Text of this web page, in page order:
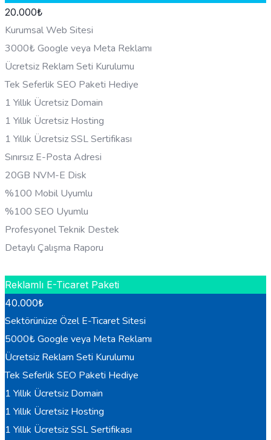
20.000₺
Kurumsal Web Sitesi
3000₺ Google veya Meta Reklamı
Ücretsiz Reklam Seti Kurulumu
Tek Seferlik SEO Paketi Hediye
1 Yıllık Ücretsiz Domain
1 Yıllık Ücretsiz Hosting
1 Yıllık Ücretsiz SSL Sertifikası
Sınırsız E-Posta Adresi
20GB NVM-E Disk
%100 Mobil Uyumlu
%100 SEO Uyumlu
Profesyonel Teknik Destek
Detaylı Çalışma Raporu
Reklamlı E-Ticaret Paketi
40.000₺
Sektörünüze Özel E-Ticaret Sitesi
5000₺ Google veya Meta Reklamı
Ücretsiz Reklam Seti Kurulumu
Tek Seferlik SEO Paketi Hediye
1 Yıllık Ücretsiz Domain
1 Yıllık Ücretsiz Hosting
1 Yıllık Ücretsiz SSL Sertifikası